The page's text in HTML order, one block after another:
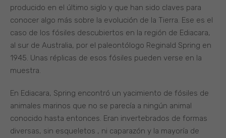
producido en el último siglo y que han sido claves para
conocer algo más sobre la evolución de la Tierra. Ese es el
caso de los fósiles descubiertos en la región de Ediacara,
al sur de Australia, por el paleontólogo Reginald Spring en
1945. Unas réplicas de esos fósiles pueden verse en la
muestra.
En Ediacara, Spring encontró un yacimiento de fósiles de
animales marinos que no se parecía a ningún animal
conocido hasta entonces. Eran invertebrados de formas
diversas, sin esqueletos , ni caparazón y la mayoría de